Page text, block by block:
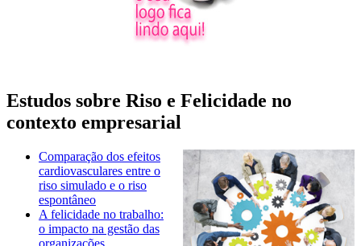
Estudos sobre Riso e Felicidade no
contexto empresarial
Comparação dos efeitos
cardiovasculares entre o
riso simulado e o riso
espontâneo
A felicidade no trabalho:
o impacto na gestão das